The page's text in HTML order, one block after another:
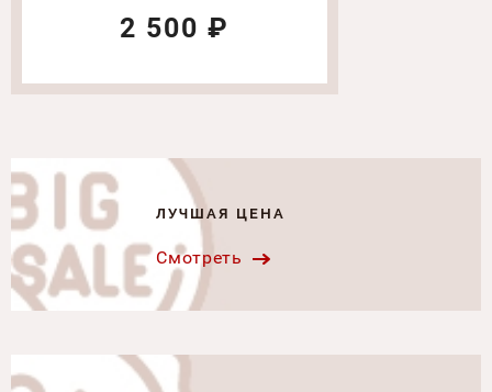
2 500 ₽
ЛУЧШАЯ ЦЕНА
Смотреть